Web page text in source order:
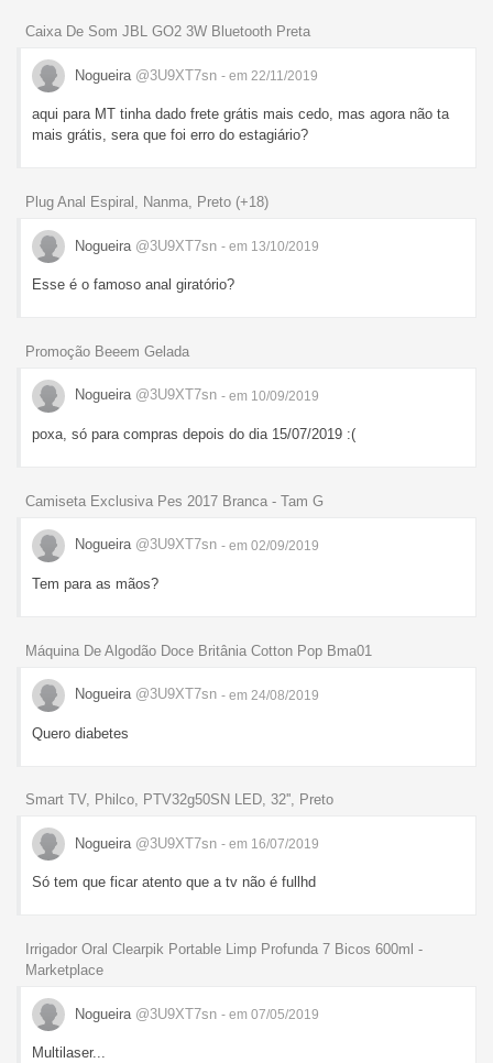
Caixa De Som JBL GO2 3W Bluetooth Preta
Nogueira @3U9XT7sn - em 22/11/2019
aqui para MT tinha dado frete grátis mais cedo, mas agora não ta
mais grátis, sera que foi erro do estagiário?
Plug Anal Espiral, Nanma, Preto (+18)
Nogueira @3U9XT7sn - em 13/10/2019
Esse é o famoso anal giratório?
Promoção Beeem Gelada
Nogueira @3U9XT7sn - em 10/09/2019
poxa, só para compras depois do dia 15/07/2019 :(
Camiseta Exclusiva Pes 2017 Branca - Tam G
Nogueira @3U9XT7sn - em 02/09/2019
Tem para as mãos?
Máquina De Algodão Doce Britânia Cotton Pop Bma01
Nogueira @3U9XT7sn - em 24/08/2019
Quero diabetes
Smart TV, Philco, PTV32g50SN LED, 32'', Preto
Nogueira @3U9XT7sn - em 16/07/2019
Só tem que ficar atento que a tv não é fullhd
Irrigador Oral Clearpik Portable Limp Profunda 7 Bicos 600ml -
Marketplace
Nogueira @3U9XT7sn - em 07/05/2019
Multilaser...